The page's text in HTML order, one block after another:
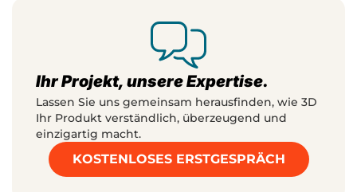
Ihr Projekt, unsere Expertise.
Lassen Sie uns gemeinsam herausfinden, wie 3D
Ihr Produkt verständlich, überzeugend und
einzigartig macht.
KOSTENLOSES ERSTGESPRÄCH